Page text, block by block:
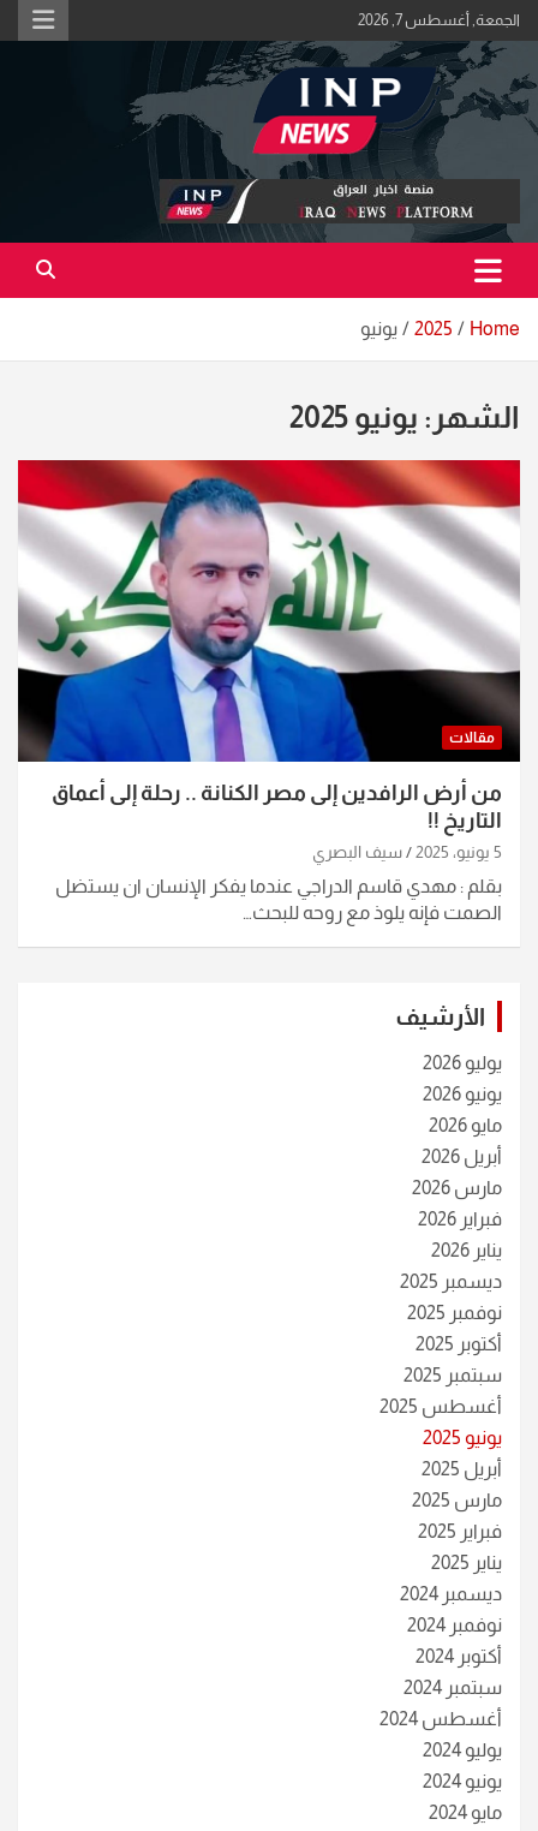
Skip
to
content
الجمعة, أغسطس 7, 2026
منصة اخبار العراق
اكبر منصة خبرية في العراق | #الحقيقة_اولاً
Home
2025 يونيو
الشهر: يونيو 2025
مقالات
من أرض الرافدين إلى مصر الكنانة .. رحلة إلى أعماق
التاريخ !!
5 يونيو، 2025 سيف البصري
بقلم : مهدي قاسم الدراجي عندما يفكر الإنسان ان يستضل
الصمت فإنه يلوذ مع روحه للبحث…
الأرشيف
يوليو 2026
يونيو 2026
مايو 2026
أبريل 2026
مارس 2026
فبراير 2026
يناير 2026
ديسمبر 2025
نوفمبر 2025
أكتوبر 2025
سبتمبر 2025
أغسطس 2025
يونيو 2025
أبريل 2025
مارس 2025
فبراير 2025
يناير 2025
ديسمبر 2024
نوفمبر 2024
أكتوبر 2024
سبتمبر 2024
أغسطس 2024
يوليو 2024
يونيو 2024
مايو 2024